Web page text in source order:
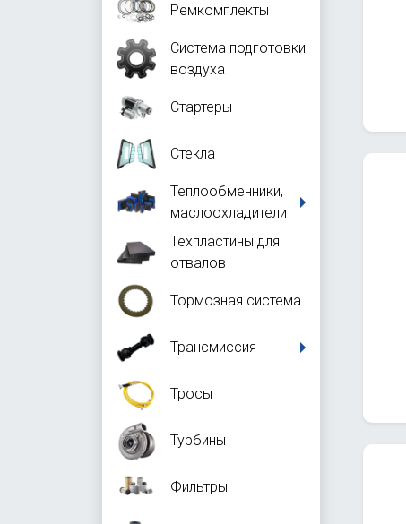
Ремкомплекты
Система подготовки
воздуха
Стартеры
Стекла
Теплообменники,
маслоохладители
Техпластины для
отвалов
Тормозная система
Трансмиссия
Тросы
Турбины
Фильтры